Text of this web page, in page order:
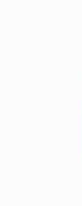
Papa
Papa León